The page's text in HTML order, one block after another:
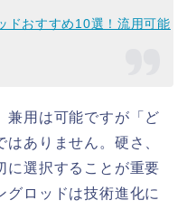
ドおすすめ10選！流用可能
兼用は可能ですが「ど
ありません。硬さ、
に選択することが重要
グロッドは技術進化に